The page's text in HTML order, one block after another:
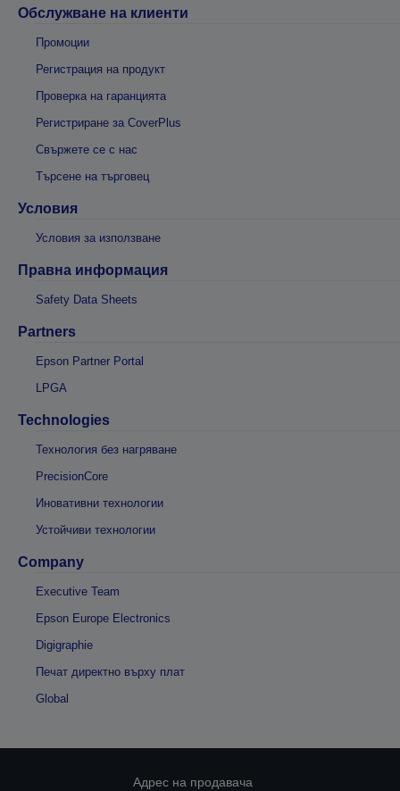
Обслужване на клиенти
Промоции
Регистрация на продукт
Проверка на гаранцията
Регистриране за CoverPlus
Свържете се с нас
Търсене на търговец
Условия
Условия за използване
Правна информация
Safety Data Sheets
Partners
Epson Partner Portal
LPGA
Technologies
Технология без нагряване
PrecisionCore
Иновативни технологии
Устойчиви технологии
Company
Executive Team
Epson Europe Electronics
Digigraphie
Печат директно върху плат
Global
Адрес на продавача